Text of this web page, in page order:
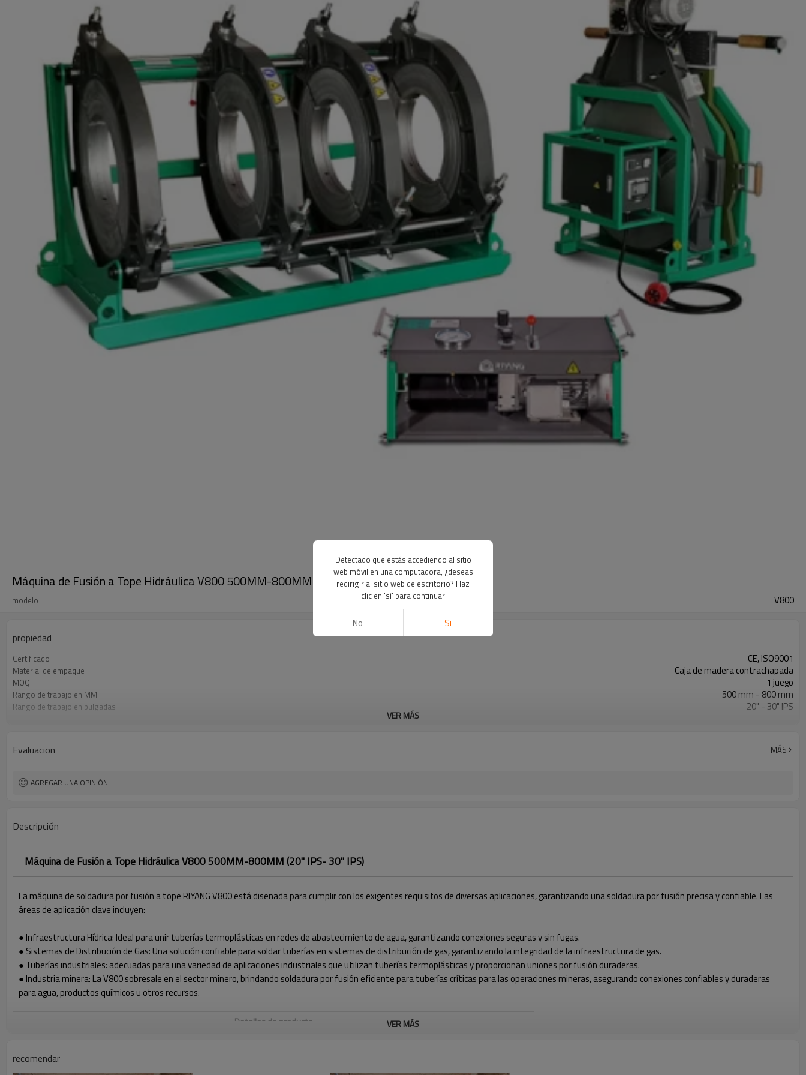
Máquina de Fusión a Tope Hidráulica V800 500MM-800MM (20" IPS- 30" IPS)
modelo V800
propiedad
Certificado CE, ISO9001
Material de empaque Caja de madera contrachapada
MOQ 1 juego
Rango de trabajo en MM 500 mm - 800 mm
Rango de trabajo en pulgadas 20" - 30" IPS
VER MÁS
Evaluacion MÁS
AGREGAR UNA OPINIÓN
Descripción
Máquina de Fusión a Tope Hidráulica V800 500MM-800MM (20" IPS- 30" IPS)
La máquina de soldadura por fusión a tope RIYANGV800 está diseñada para cumplir con los exigentes requisitos de diversas aplicaciones, garantizando una soldadura por fusión precisa y confiable. Las
áreas de aplicación clave incluyen:
● Infraestructura Hídrica: Ideal para unir tuberías termoplásticas en redes de abastecimiento de agua, garantizando conexiones seguras y sin fugas.
● Sistemas de Distribución de Gas: Una solución confiable para soldar tuberías en sistemas de distribución de gas, garantizando la integridad de la infraestructura de gas.
● Tuberías industriales: adecuadas para una variedad de aplicaciones industriales que utilizan tuberías termoplásticas y proporcionan uniones por fusión duraderas.
● Industria minera: La V800 sobresale en el sector minero, brindando soldadura por fusión eficiente para tuberías críticas para las operaciones mineras, asegurando conexiones confiables y duraderas
para agua, productos químicos u otros recursos.
Detalles de producto
VER MÁS
recomendar
Detectado que estás accediendo al sitio
web móvil en una computadora, ¿deseas
redirigir al sitio web de escritorio? Haz
clic en 'sí' para continuar
No Si